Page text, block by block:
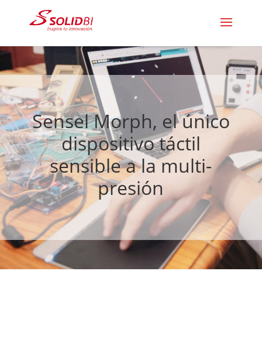
Sensel Morph, el único
dispositivo táctil
sensible a la multi-
presión